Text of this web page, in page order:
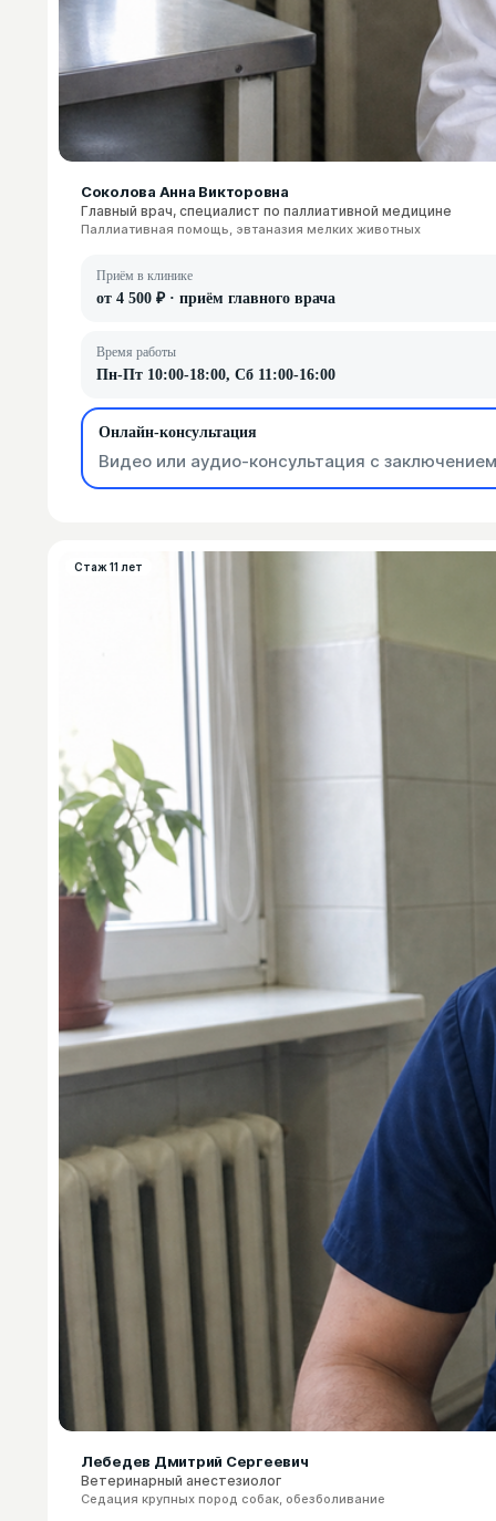
Соколова Анна Викторовна
Главный врач, специалист по паллиативной медицине
Паллиативная помощь, эвтаназия мелких животных
Приём в клинике
от 4 500 ₽ · приём главного врача
Время работы
Пн-Пт 10:00-18:00, Сб 11:00-16:00
Онлайн-консультация
Видео или аудио-консультация с
Стаж 11 лет
Лебедев Дмитрий Сергеевич
Ветеринарный анестезиолог
Седация крупных пород собак, обезболивание